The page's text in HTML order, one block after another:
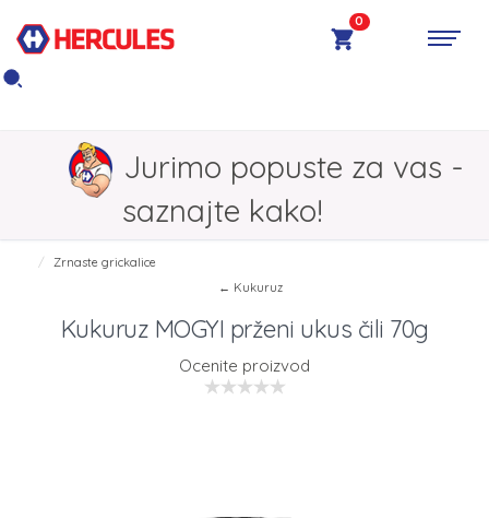
0
Jurimo popuste za vas -
saznajte kako!
Zrnaste grickalice
← Kukuruz
Kukuruz MOGYI prženi ukus čili 70g
Ocenite proizvod